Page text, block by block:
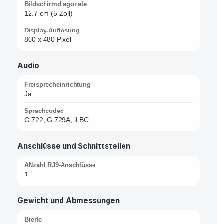
Bildschirmdiagonale
12,7 cm (5 Zoll)
Display-Auflösung
800 x 480 Pixel
Audio
Freisprecheinrichtung
Ja
Sprachcodec
G.722, G.729A, iLBC
Anschlüsse und Schnittstellen
ANzahl RJ9-Anschlüsse
1
Gewicht und Abmessungen
Breite